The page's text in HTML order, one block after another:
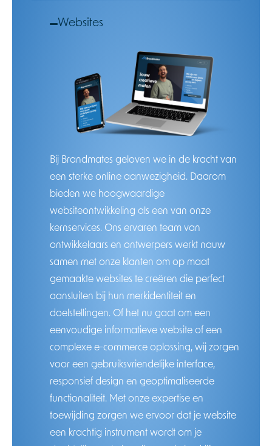
Websites
Bij Brandmates geloven we in de kracht van
een sterke online aanwezigheid. Daarom
bieden we hoogwaardige
websiteontwikkeling als een van onze
kernservices. Ons ervaren team van
ontwikkelaars en ontwerpers werkt nauw
samen met onze klanten om op maat
gemaakte websites te creëren die perfect
aansluiten bij hun merkidentiteit en
doelstellingen. Of het nu gaat om een
eenvoudige informatieve website of een
complexe e-commerce oplossing, wij zorgen
voor een gebruiksvriendelijke interface,
responsief design en geoptimaliseerde
functionaliteit. Met onze expertise en
toewijding zorgen we ervoor dat je website
een krachtig instrument wordt om je